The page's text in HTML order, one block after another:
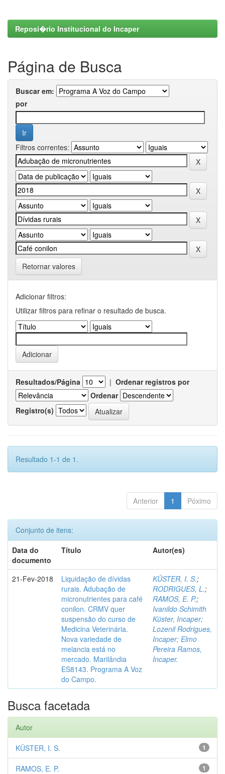
Reposi�rio Institucional do Incaper
Página de Busca
Buscar em:
por
Filtros correntes:
Retornar valores
Adicionar filtros:
Utilizar filtros para refinar o resultado de busca.
Resultados/Página | Ordenar registros por
Ordenar
Registro(s)
Resultado 1-1 de 1.
Anterior 1 Póximo
Conjunto de itens:
Data do
documento
Título Autor(es)
21-Fev-2018
Liquidação de dívidas
rurais. Adubação de
micronutrientes para café
conilon. CRMV quer
suspensão do curso de
Medicina Veterinária.
Nova variedade de
melancia está no
mercado. Marilândia
ES8143. Programa A Voz
do Campo.
KÜSTER, I. S.;
RODRIGUES, L.;
RAMOS, E. P.;
Ivanildo Schimith
Küster, Incaper;
Lozenil Rodrigues,
Incaper; Elmo
Pereira Ramos,
Incaper.
Busca facetada
Autor
1
KÜSTER, I. S.
1
RAMOS, E. P.